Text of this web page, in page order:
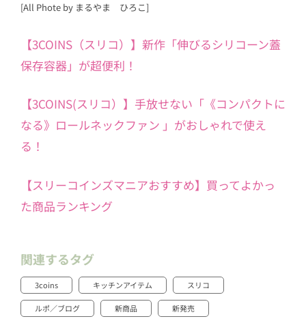
[All Phote by まるやま ひろこ]
【3COINS（スリコ）】新作「伸びるシリコーン蓋
保存容器」が超便利！
【3COINS(スリコ）】手放せない「《コンパクトに
なる》ロールネックファン 」がおしゃれで使え
る！
【スリーコインズマニアおすすめ】買ってよかっ
た商品ランキング
関連するタグ
3coins キッチンアイテム スリコ
ルポ／ブログ 新商品 新発売